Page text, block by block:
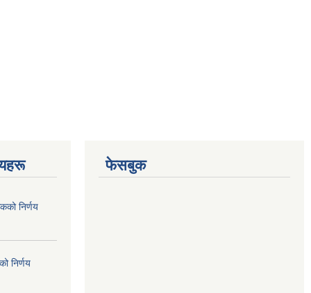
निर्णय
निर्णय
फेसबुक